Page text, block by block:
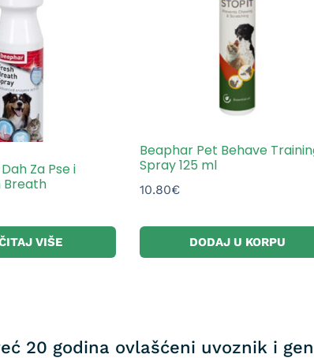
Za Pse i
Breath
VIŠE
Beaphar Pet Behave
Spray 125 ml
10.80€
DODAJ U KORPU
20 godina ovlašćeni uvoznik i